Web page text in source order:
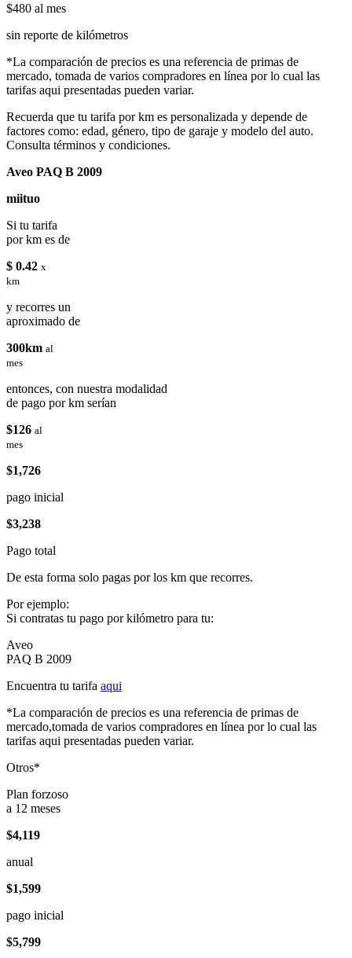
$480 al mes
sin reporte de kilómetros
*La comparación de precios es una referencia de primas de
mercado, tomada de varios compradores en línea por lo cual las
tarifas aqui presentadas pueden variar.
Recuerda que tu tarifa por km es personalizada y depende de
factores como: edad, género, tipo de garaje y modelo del auto.
Consulta términos y condiciones.
Aveo PAQ B 2009
miituo
Si tu tarifa
por km es de
$ 0.42 x
km
y recorres un
aproximado de
300km al
mes
entonces, con nuestra modalidad
de pago por km serían
$126 al
mes
$1,726
pago inicial
$3,238
Pago total
De esta forma solo pagas por los km que recorres.
Por ejemplo:
Si contratas tu pago por kilómetro para tu:
Aveo
PAQ B 2009
Encuentra tu tarifa aqui
*La comparación de precios es una referencia de primas de
mercado,tomada de varios compradores en línea por lo cual las
tarifas aqui presentadas pueden variar.
Otros*
Plan forzoso
a 12 meses
$4,119
anual
$1,599
pago inicial
$5,799